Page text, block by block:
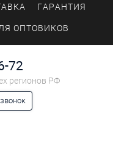
ГАРАНТИЯ
ОПТОВИКОВ
72
регионов РФ